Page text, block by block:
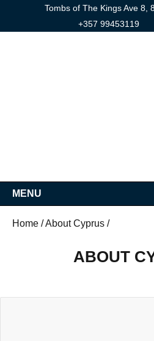
Tombs of The Kings Ave 8,
+357 99453119
MENU
Home /About Cyprus /
ABOUT